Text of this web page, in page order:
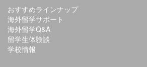
おすすめラインナップ
海外留学サポート
海外留学Q&A
留学生体験談
学校情報